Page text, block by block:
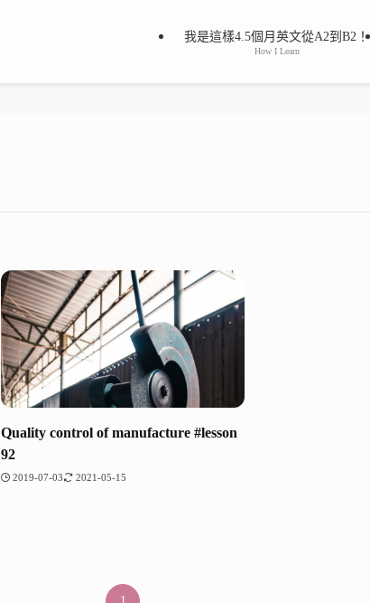
我是這樣4.5個月英文從A2到B2！
How I Learn
Quality control of manufacture #lesson
92
2019-07-03 2021-05-15